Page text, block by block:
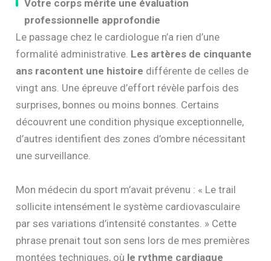
Votre corps mérite une évaluation
professionnelle approfondie
Le passage chez le cardiologue n’a rien d’une
formalité administrative. Les artères de cinquante
ans racontent une histoire différente de celles de
vingt ans. Une épreuve d’effort révèle parfois des
surprises, bonnes ou moins bonnes. Certains
découvrent une condition physique exceptionnelle,
d’autres identifient des zones d’ombre nécessitant
une surveillance.
Mon médecin du sport m’avait prévenu : « Le trail
sollicite intensément le système cardiovasculaire
par ses variations d’intensité constantes. » Cette
phrase prenait tout son sens lors de mes premières
montées techniques, où le rythme cardiaque